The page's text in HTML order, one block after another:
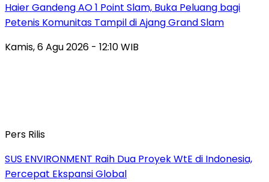
Haier Gandeng AO 1 Point Slam, Buka Peluang bagi
Petenis Komunitas Tampil di Ajang Grand Slam
Kamis, 6 Agu 2026 - 12:10 WIB
Pers Rilis
SUS ENVIRONMENT Raih Dua Proyek WtE di Indonesia,
Percepat Ekspansi Global